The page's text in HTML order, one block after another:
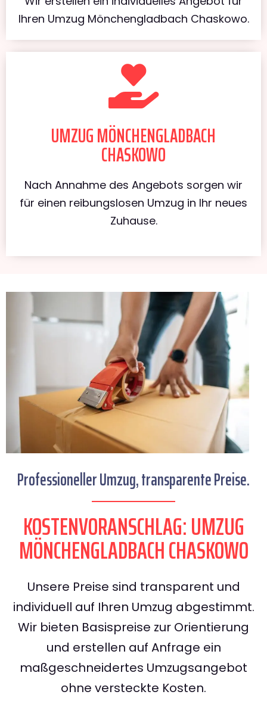
Ihren Umzug Mönchengladbach Chaskowo.
UMZUG MÖNCHENGLADBACH
CHASKOWO
Nach Annahme des Angebots sorgen wir
für einen reibungslosen Umzug in Ihr neues
Zuhause.
Professioneller Umzug, transparente Preise.
KOSTENVORANSCHLAG: UMZUG
MÖNCHENGLADBACH CHASKOWO
Unsere Preise sind transparent und
individuell auf Ihren Umzug abgestimmt.
Wir bieten Basispreise zur Orientierung
und erstellen auf Anfrage ein
maßgeschneidertes Umzugsangebot
ohne versteckte Kosten.